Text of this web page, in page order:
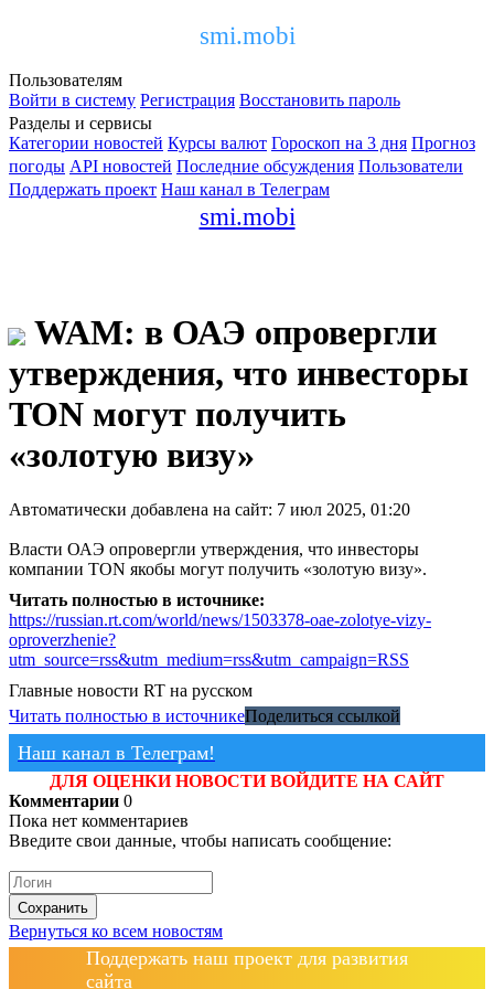
smi.mobi
Пользователям
Войти в систему Регистрация Восстановить пароль
Разделы и сервисы
Категории новостей Курсы валют Гороскоп на 3 дня Прогноз
погоды API новостей Последние обсуждения Пользователи
Поддержать проект Наш канал в Телеграм
smi.mobi
WAM: в ОАЭ опровергли
утверждения, что инвесторы
TON могут получить
«золотую визу»
Автоматически добавлена на сайт: 7 июл 2025, 01:20
Власти ОАЭ опровергли утверждения, что инвесторы
компании TON якобы могут получить «золотую визу».
Читать полностью в источнике:
https://russian.rt.com/world/news/1503378-oae-zolotye-vizy-
oproverzhenie?
utm_source=rss&utm_medium=rss&utm_campaign=RSS
Главные новости RT на русском
Читать полностью в источникеПоделиться ссылкой
Наш канал в Телеграм!
ДЛЯ ОЦЕНКИ НОВОСТИ ВОЙДИТЕ НА САЙТ
Комментарии 0
Пока нет комментариев
Введите свои данные, чтобы написать сообщение:
Сохранить
Вернуться ко всем новостям
Поддержать наш проект для развития
сайта